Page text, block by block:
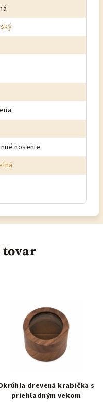
nosenie
tovar
drevená krabička s
priehľadným vekom